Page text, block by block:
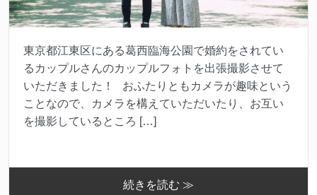
東京都江東区にある葛西臨海公園で婚約をされてい
るカップルさんのカップルフォトを出張撮影させて
いただきました！ おふたりともカメラが趣味という
ことなので、カメラを構えていただいたり、お互い
を撮影しているところ […]
続きを読む ≫